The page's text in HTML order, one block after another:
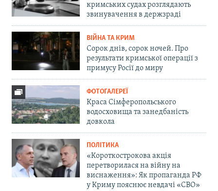
кримських судах розглядають
звинувачення в держзраді
ВІЙНА ТА КРИМ
Сорок днів, сорок ночей. Про
результати кримської операції з
примусу Росії до миру
ФОТОГАЛЕРЕЇ
Краса Сімферопольського
водосховища та занедбаність
довкола
ПОЛІТИКА
«Короткострокова акція
перетворилася на війну на
виснаження»: Як пропаганда РФ
у Криму пояснює невдачі «СВО»